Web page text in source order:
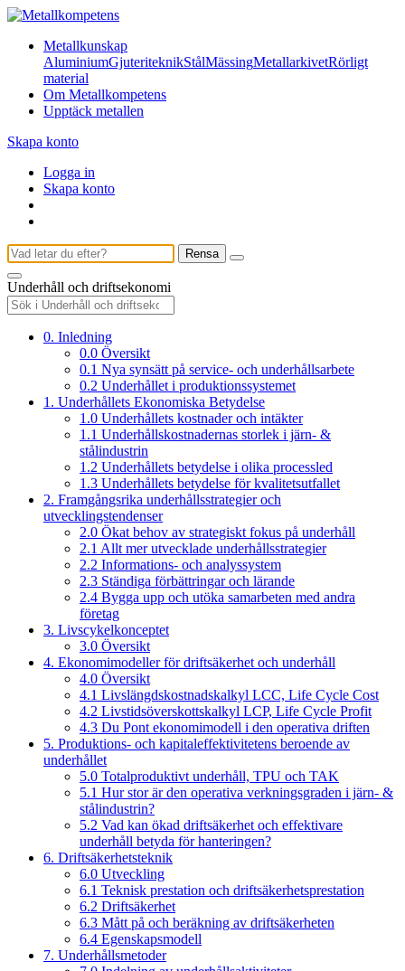
Metallkunskap
AluminiumGjuteriteknikStålMässingMetallarkivetRörligt
material
Om Metallkompetens
Upptäck metallen
Skapa konto
Logga in
Skapa konto
Rensa
Underhåll och driftsekonomi
0. Inledning
0.0 Översikt
0.1 Nya synsätt på service- och underhållsarbete
0.2 Underhållet i produktionssystemet
1. Underhållets Ekonomiska Betydelse
1.0 Underhållets kostnader och intäkter
1.1 Underhållskostnadernas storlek i järn- &
stålindustrin
1.2 Underhållets betydelse i olika processled
1.3 Underhållets betydelse för kvalitetsutfallet
2. Framgångsrika underhållsstrategier och
utvecklingstendenser
2.0 Ökat behov av strategiskt fokus på underhåll
2.1 Allt mer utvecklade underhållsstrategier
2.2 Informations- och analyssystem
2.3 Ständiga förbättringar och lärande
2.4 Bygga upp och utöka samarbeten med andra
företag
3. Livscykelkonceptet
3.0 Översikt
4. Ekonomimodeller för driftsäkerhet och underhåll
4.0 Översikt
4.1 Livslängdskostnadskalkyl LCC, Life Cycle Cost
4.2 Livstidsöverskottskalkyl LCP, Life Cycle Profit
4.3 Du Pont ekonomimodell i den operativa driften
5. Produktions- och kapitaleffektivitetens beroende av
underhållet
5.0 Totalproduktivt underhåll, TPU och TAK
5.1 Hur stor är den operativa verkningsgraden i järn- &
stålindustrin?
5.2 Vad kan ökad driftsäkerhet och effektivare
underhåll betyda för hanteringen?
6. Driftsäkerhetsteknik
6.0 Utveckling
6.1 Teknisk prestation och driftsäkerhetsprestation
6.2 Driftsäkerhet
6.3 Mått på och beräkning av driftsäkerheten
6.4 Egenskapsmodell
7. Underhållsmetoder